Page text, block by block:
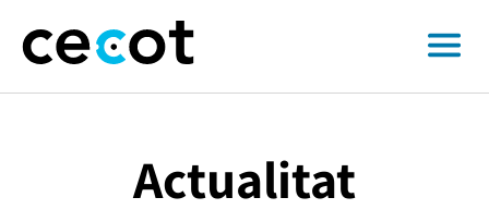
Actualitat